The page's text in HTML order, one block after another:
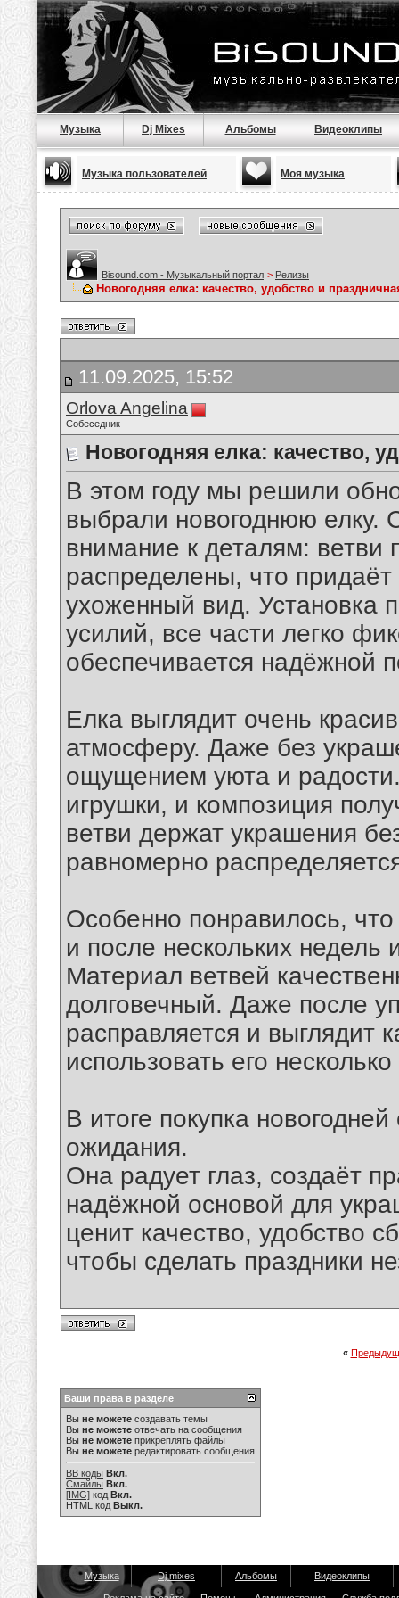
Музыка Dj Mixes Альбомы Видеоклипы
Музыка пользователей Моя музыка
Bisound.com - Музыкальный портал > Релизы
Новогодняя елка: качество, удобство и
11.09.2025, 15:52
Orlova Angelina
Собеседник
Новогодняя елка: качество,
В этом году мы решили
выбрали новогоднюю елку.
внимание к деталям: ветви
распределены, что
ухоженный вид. Установка
усилий, все части легко
обеспечивается надёжной
Елка выглядит очень
атмосферу. Даже без
ощущением уюта и
игрушки, и композиция
ветви держат украшения
равномерно
Особенно понравилось,
и после нескольких
Материал ветвей
долговечный. Даже после
расправляется и выглядит
использовать его
В итоге покупка
ожидания.
Она радует глаз, создаёт
надёжной основой для
ценит качество, удобство
чтобы сделать праздники
«
Ваши права в разделе
Вы не можете создавать темы
Вы не можете отвечать на сообщения
Вы не можете прикреплять файлы
Вы не можете редактировать сообщения
BB коды Вкл.
Смайлы Вкл.
[IMG] код Вкл.
HTML код Выкл.
Музыка Dj mixes Альбомы Видеоклипы